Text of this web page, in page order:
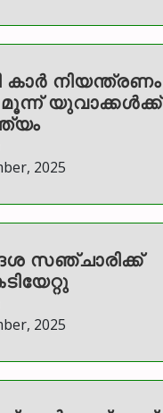
മൂന്ന് യുവാക്കൾക്ക്
2025
സഞ്ചാരിക്ക്
2025